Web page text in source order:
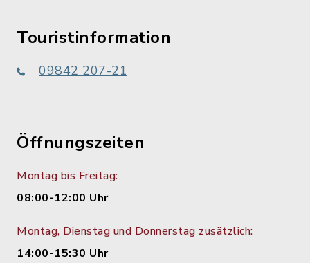
Touristinformation
09842 207-21
Öffnungszeiten
Montag bis Freitag:
08:00-12:00 Uhr
Montag, Dienstag und Donnerstag zusätzlich:
14:00-15:30 Uhr